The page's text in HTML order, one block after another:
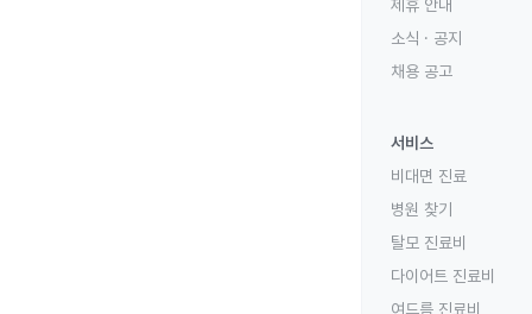
제휴 안내
소식 · 공지
채용 공고
서비스
비대면 진료
병원 찾기
탈모 진료비
다이어트 진료비
여드름 진료비